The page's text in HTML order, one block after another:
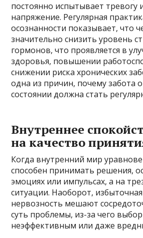
постоянно испытывает тревогу
напряжение. Регулярная
осознанности показывает, что
значительно снизить уровень
гормонов, что проявляется в
здоровья, повышении
снижении риска хронических
одна из причин, почему забота
состоянии должна стать
Внутреннее
на качество
Когда внутренний мир
способен принимать решения,
эмоциях или импульсах, а на
ситуации. Наоборот,
нервозность мешают
суть проблемы, из-за чего
неэффективным или даже